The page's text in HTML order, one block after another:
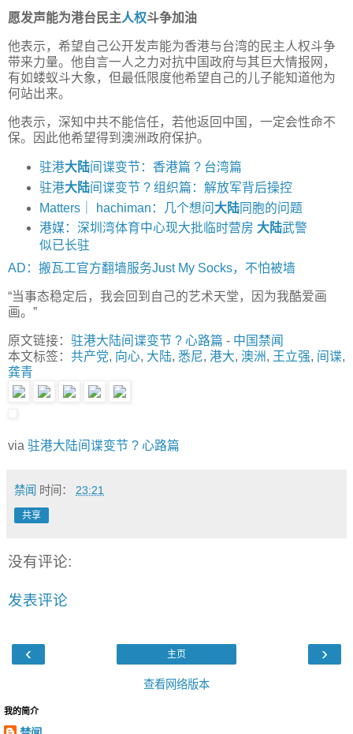
愿发声能为港台民主人权斗争加油
他表示，希望自己公开发声能为香港与台湾的民主人权斗争
带来力量。他自言一人之力对抗中国政府与其巨大情报网，
有如蝼蚁斗大象，但最低限度他希望自己的儿子能知道他为
何站出来。
他表示，深知中共不能信任，若他返回中国，一定会性命不
保。因此他希望得到澳洲政府保护。
驻港大陆间谍变节：香港篇 ? 台湾篇
驻港大陆间谍变节 ? 组织篇：解放军背后操控
Matters｜ hachiman：几个想问 大陆同胞的问题
港媒：深圳湾体育中心现大批临时营房 大陆武警
似已长驻
AD：搬瓦工官方翻墙服务Just My Socks，不怕被墙
“当事态稳定后，我会回到自己的艺术天堂，因为我酷爱画
画。”
原文链接： 驻港大陆间谍变节 ? 心路篇 - 中国禁闻
本文标签： 共产党, 向心, 大陆, 悉尼, 港大, 澳洲, 王立强, 间谍,
龚青
via 驻港大陆间谍变节 ? 心路篇
禁闻 时间： 23:21
共享
没有评论:
发表评论
‹ ›
主页
查看网络版本
我的简介